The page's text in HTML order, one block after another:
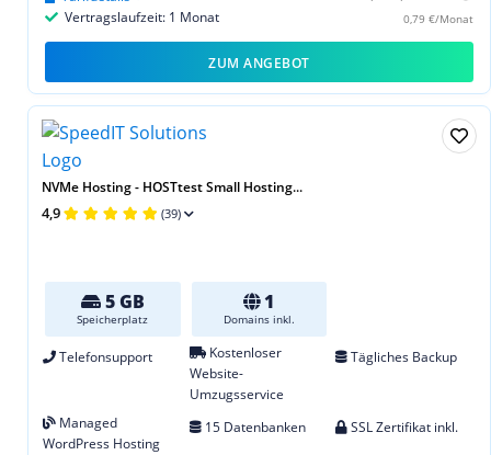
0,79 €/Monat
Vertragslaufzeit: 1 Monat
ZUM ANGEBOT
NVMe Hosting - HOSTtest Small Hosting...
4,9 (39)
5 GB
Speicherplatz
1
Domains inkl.
Telefonsupport
Kostenloser
Website-
Umzugsservice
Tägliches Backup
Managed
WordPress Hosting
15 Datenbanken SSL Zertifikat inkl.